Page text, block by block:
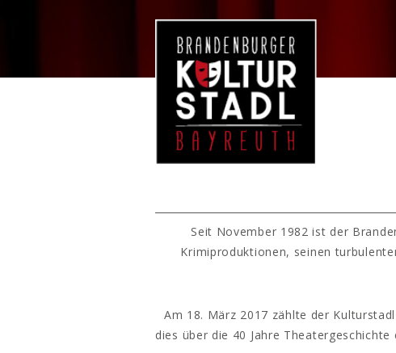
Seit November 1982 ist der
Krimiproduktionen, seinen
Am 18. März 2017 zählte der
dies über die 40 Jahre